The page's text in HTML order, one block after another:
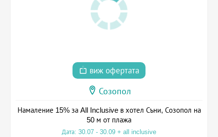
виж офертата
Созопол
Намаление 15% за All Inclusive в хотел Съни, Созопол на
50 м от плажа
Дата: 30.07 - 30.09 + all inclusive